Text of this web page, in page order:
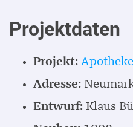
Projektdaten
Projekt:
Adresse:
Entwurf: Klaus